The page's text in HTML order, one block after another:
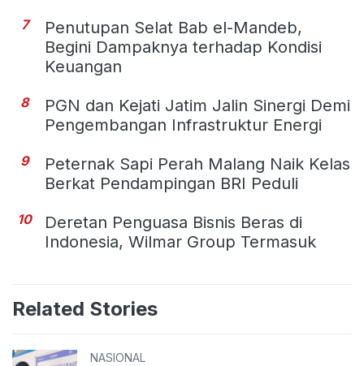
7
Penutupan Selat Bab el-Mandeb,
Begini Dampaknya terhadap Kondisi
Keuangan
8
PGN dan Kejati Jatim Jalin Sinergi Demi
Pengembangan Infrastruktur Energi
9
Peternak Sapi Perah Malang Naik Kelas
Berkat Pendampingan BRI Peduli
10
Deretan Penguasa Bisnis Beras di
Indonesia, Wilmar Group Termasuk
Related Stories
NASIONAL